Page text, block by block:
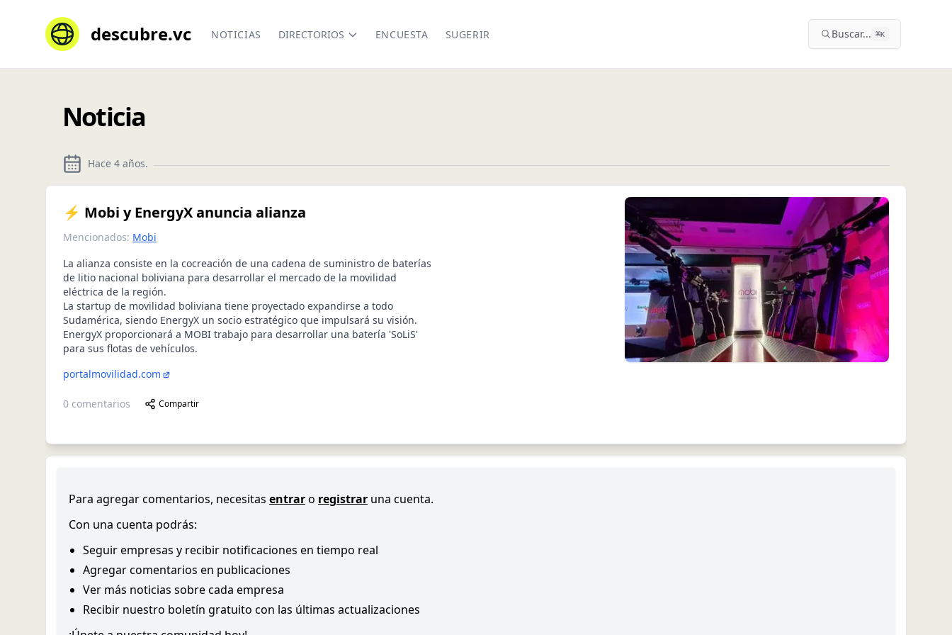
descubre.vc NOTICIAS DIRECTORIOS ENCUESTA SUGERIR Buscar... ⌘K
Noticia
Hace 4 años.
⚡️ Mobi y EnergyX anuncia alianza
Mencionados: Mobi
La alianza consiste en la cocreación de una cadena de suministro de baterías
de litio nacional boliviana para desarrollar el mercado de la movilidad
eléctrica de la región.
La startup de movilidad boliviana tiene proyectado expandirse a todo
Sudamérica, siendo EnergyX un socio estratégico que impulsará su visión.
EnergyX proporcionará a MOBI trabajo para desarrollar una batería 'SoLiS'
para sus flotas de vehículos.
portalmovilidad.com
0 comentarios Compartir
Para agregar comentarios, necesitas entraro registrar una cuenta.
Con una cuenta podrás:
Seguir empresas y recibir notificaciones en tiempo real
Agregar comentarios en publicaciones
Ver más noticias sobre cada empresa
Recibir nuestro boletín gratuito con las últimas actualizaciones